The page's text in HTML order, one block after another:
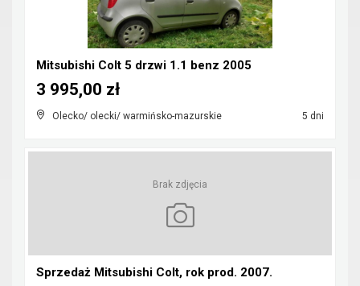
Mitsubishi Colt 5 drzwi 1.1 benz 2005
Olecko/ olecki/ warmińsko-mazurskie 5 dni
3 995,00 zł
Brak zdjęcia
Sprzedaż Mitsubishi Colt, rok prod. 2007.